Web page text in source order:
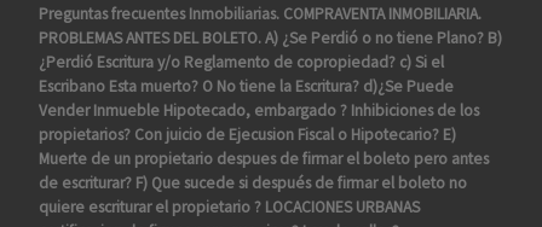
Preguntas frecuentes Inmobiliarias. COMPRAVENTA INMOBILIARIA.
PROBLEMAS ANTES DEL BOLETO. A) ¿Se Perdió o no tiene Plano? B)
¿Perdió Escritura y/o Reglamento de copropiedad? c) Si el
Escribano Esta muerto? O No tiene la Escritura? d)¿Se Puede
Vender Inmueble Hipotecado, embargado ? Inhibiciones de los
propietarios? Con juicio de Ejecusion Fiscal o Hipotecario? E)
Muerte de un propietario despues de firmar el boleto pero antes
de escriturar? F) Que sucede si después de firmar el boleto no
quiere escriturar el propietario ? LOCACIONES URBANAS